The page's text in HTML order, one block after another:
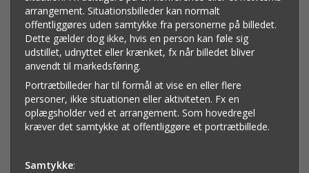
arrangement. Situationsbilleder kan normalt
offentliggøres uden samtykke fra personerne på billedet.
Dette gælder dog ikke, hvis en person kan føle sig
udstillet, udnyttet eller krænket, fx når billedet bliver
anvendt til markedsføring.
Portrætbilleder har til formål at vise en eller flere
personer, ikke situationen eller aktiviteten. Fx en
oplægsholder ved et arrangement. Som hovedregel
kræver det samtykke at offentliggøre et portrætbillede.
Samtykke: